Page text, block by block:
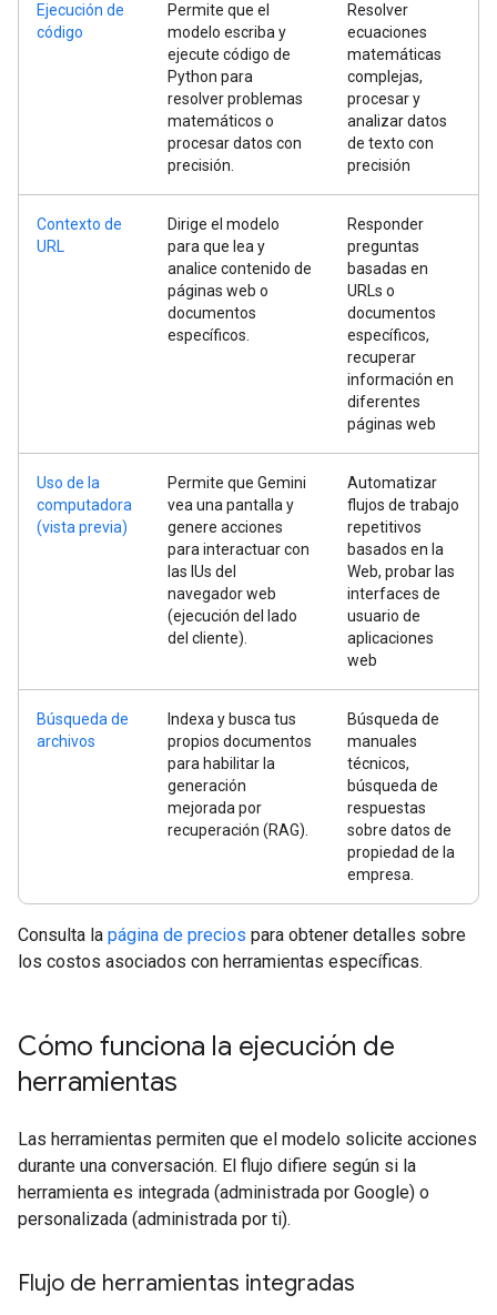
Ejecución de
código
Permite que el
modelo escriba y
ejecute código de
Python para
resolver problemas
matemáticos o
procesar datos con
precisión.
Resolver
ecuaciones
matemáticas
complejas,
procesar y
analizar datos
de texto con
precisión
Contexto de
URL
Dirige el modelo
para que lea y
analice contenido de
páginas web o
documentos
específicos.
Responder
preguntas
basadas en
URLs o
documentos
específicos,
recuperar
información en
diferentes
páginas web
Uso de la
computadora
(vista previa)
Permite que Gemini
vea una pantalla y
genere acciones
para interactuar con
las IUs del
navegador web
(ejecución del lado
del cliente).
Automatizar
flujos de trabajo
repetitivos
basados en la
Web, probar las
interfaces de
usuario de
aplicaciones
web
Búsqueda de
archivos
Indexa y busca tus
propios documentos
para habilitar la
generación
mejorada por
recuperación (RAG).
Búsqueda de
manuales
técnicos,
búsqueda de
respuestas
sobre datos de
propiedad de la
empresa.
Consulta la página de precios para obtener detalles sobre
los costos asociados con herramientas específicas.
Cómo funciona la ejecución de
herramientas
Las herramientas permiten que el modelo solicite acciones
durante una conversación. El flujo difiere según si la
herramienta es integrada (administrada por Google) o
personalizada (administrada por ti).
Flujo de herramientas integradas